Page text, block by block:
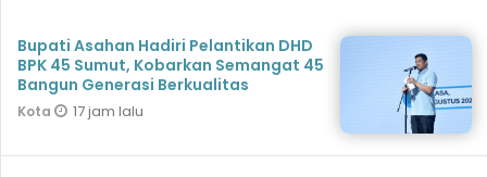
Bupati Asahan Hadiri Pelantikan DHD
BPK 45 Sumut, Kobarkan Semangat 45
Bangun Generasi Berkualitas
Kota 17 jam lalu